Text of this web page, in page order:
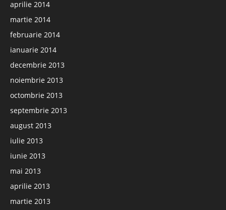
aprilie 2014
martie 2014
februarie 2014
ianuarie 2014
decembrie 2013
noiembrie 2013
octombrie 2013
septembrie 2013
august 2013
iulie 2013
iunie 2013
mai 2013
aprilie 2013
martie 2013